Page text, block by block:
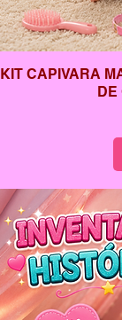
KIT CAPIVARA
DE